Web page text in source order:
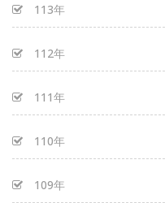
113年
112年
111年
110年
109年